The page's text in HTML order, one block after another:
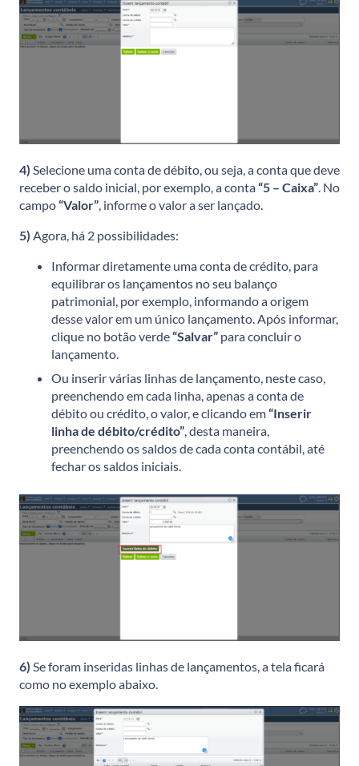
4) Selecione uma conta de débito, ou seja, a conta que deve
receber o saldo inicial, por exemplo, a conta“5 – Caixa” . No
campo“Valor” , informe o valor a ser lançado.
5) Agora, há 2 possibilidades:
Informar diretamente uma conta de crédito, para
equilibrar os lançamentos no seu balanço
patrimonial, por exemplo, informando a origem
desse valor em um único lançamento. Após informar,
clique no botão verde“Salvar” para concluir o
lançamento.
Ou inserir várias linhas de lançamento, neste caso,
preenchendo em cada linha, apenas a conta de
débito ou crédito, o valor, e clicando em“Inserir
linha de débito/crédito” , desta maneira,
preenchendo os saldos de cada conta contábil, até
fechar os saldos iniciais.
6) Se foram inseridas linhas de lançamentos, a tela ficará
como no exemplo abaixo.